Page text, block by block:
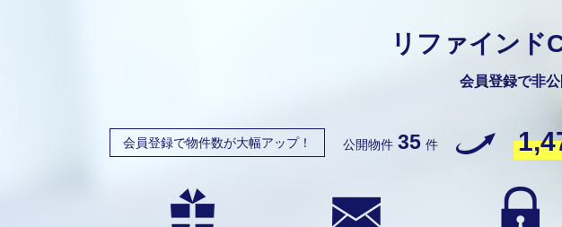
リファインド
会員登録で非
会員登録で物件数が大幅アップ！ 公開物件 35 件